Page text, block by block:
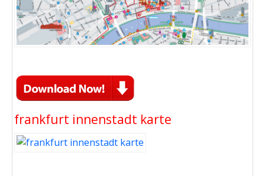
frankfurt innenstadt karte